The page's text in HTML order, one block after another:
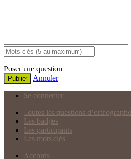
Poser une question
Publier Annuler
Se connecter
Toutes les questions d’orthographe
Les badges
Les participants
Les mots clés
Accords